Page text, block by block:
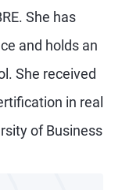
She has
and holds an
She received
in real
of Business